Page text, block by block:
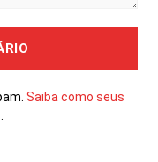
Saiba como seus
.